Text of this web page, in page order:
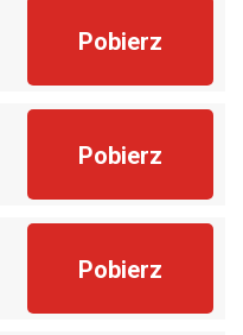
Pobierz
Pobierz
Pobierz